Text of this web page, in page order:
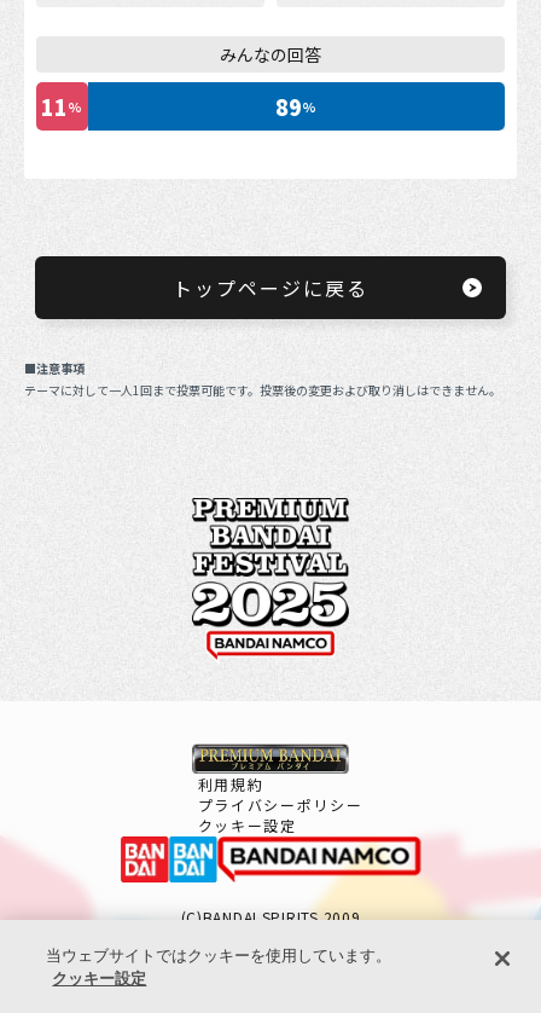
みんなの回答
11% 89%
トップページに戻る
■注意事項
テーマに対して一人1回まで投票可能です。投票後の変更および取り消しはできません。
利用規約
プライバシーポリシー
クッキー設定
(C)BANDAI SPIRITS 2009
当ウェブサイトではクッキーを使用しています。
クッキー設定